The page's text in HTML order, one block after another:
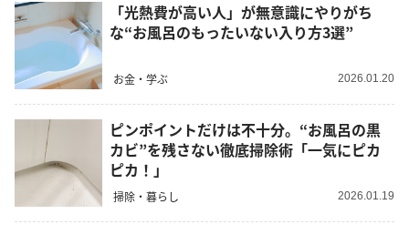
「光熱費が高い人」が無意識にやりがち
な“お風呂のもったいない入り方3選”
お金・学ぶ 2026.01.20
ピンポイントだけは不十分。“お風呂の黒
カビ”を残さない徹底掃除術「一気にピカ
ピカ！」
掃除・暮らし 2026.01.19